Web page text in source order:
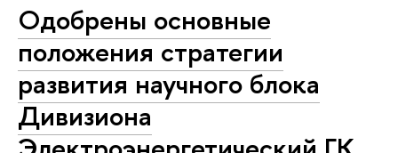
Одобрены основные
положения стратегии
развития научного блока
Дивизиона